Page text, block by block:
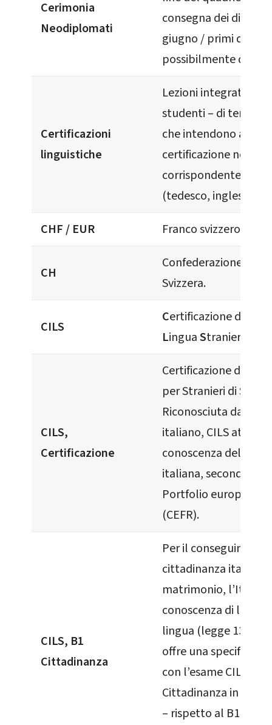
Cerimonia
Neodiplomati
consegna dei
giugno / primi di
possibilmente di
Certificazioni
linguistiche
Lezioni integrative
studenti – di terza e
che intendono
certificazione nella
corrispondente
(tedesco, inglese o
CHF / EUR
Franco svizzero /
CH
Confederazione
Svizzera.
CILS
Certificazione di
LinguaStraniera.
CILS,
Certificazione
Certificazione
per Stranieri di Siena.
Riconosciuta dal
italiano, CILS
conoscenza della
italiana, secondo il
Portfolio europeo
(CEFR).
CILS, B1
Cittadinanza
Per il
cittadinanza italiana
matrimonio, l’Italia
conoscenza di livello
lingua (legge 132/
offre una specifica
con l’esame CILS B1
Cittadinanza in
– rispetto al B1